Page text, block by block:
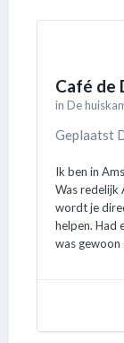
Café de
in De
Geplaatst
Ik ben in
Was redelijk
wordt je
helpen. Had
was gewoon